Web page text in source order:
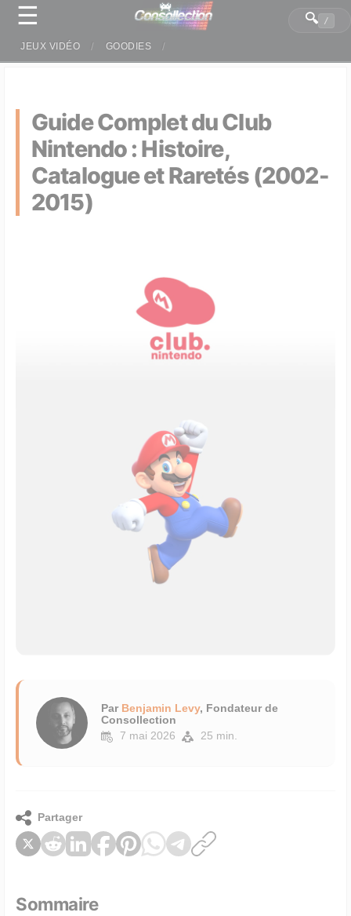
☰
JEUX VIDÉO GOODIES
🔍 /
Guide Complet du Club
Nintendo : Histoire,
Catalogue et Raretés (2002-
2015)
Par Benjamin Levy, Fondateur de
Consollection
7 mai 2026 25 min.
Partager
Sommaire
Panneau de gestion des cookies